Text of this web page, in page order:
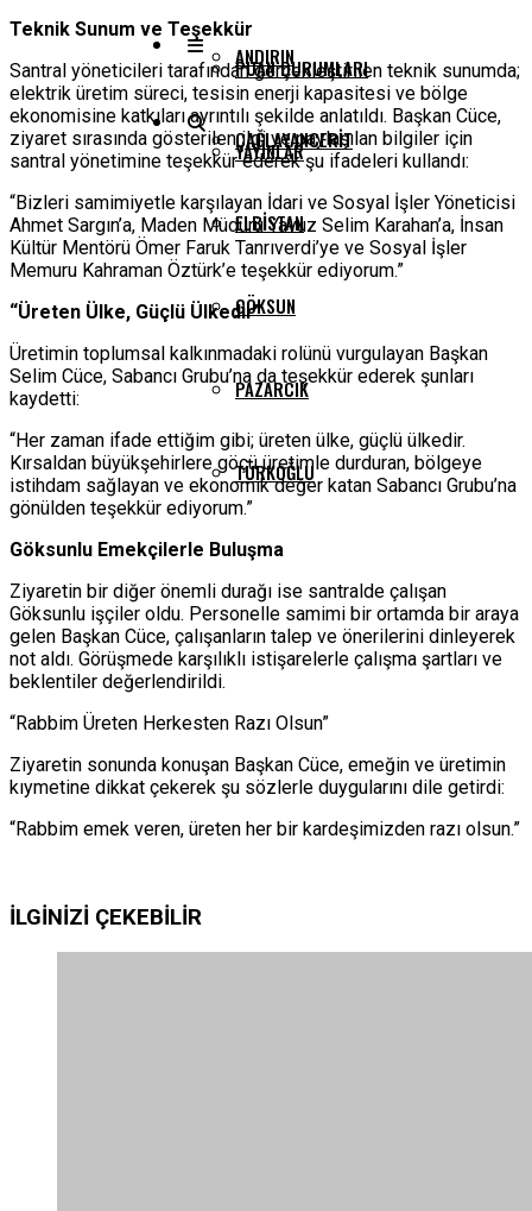
PUAN DURUMLARI
YAYINLAR
ANDIRIN
ÇAĞLAYANCERIT
ELBISTAN
GÖKSUN
PAZARCIK
TÜRKOĞLU
Teknik Sunum ve Teşekkür
Santral yöneticileri tarafından gerçekleştirilen teknik sunumda;
elektrik üretim süreci, tesisin enerji kapasitesi ve bölge
ekonomisine katkıları ayrıntılı şekilde anlatıldı. Başkan Cüce,
ziyaret sırasında gösterilen ilgi ve paylaşılan bilgiler için
santral yönetimine teşekkür ederek şu ifadeleri kullandı:
“Bizleri samimiyetle karşılayan İdari ve Sosyal İşler Yöneticisi
Ahmet Sargın’a, Maden Müdürü Yavuz Selim Karahan’a, İnsan
Kültür Mentörü Ömer Faruk Tanrıverdi’ye ve Sosyal İşler
Memuru Kahraman Öztürk’e teşekkür ediyorum.”
“Üreten Ülke, Güçlü Ülkedir”
Üretimin toplumsal kalkınmadaki rolünü vurgulayan Başkan
Selim Cüce, Sabancı Grubu’na da teşekkür ederek şunları
kaydetti:
“Her zaman ifade ettiğim gibi; üreten ülke, güçlü ülkedir.
Kırsaldan büyükşehirlere göçü üretimle durduran, bölgeye
istihdam sağlayan ve ekonomik değer katan Sabancı Grubu’na
gönülden teşekkür ediyorum.”
Göksunlu Emekçilerle Buluşma
Ziyaretin bir diğer önemli durağı ise santralde çalışan
Göksunlu işçiler oldu. Personelle samimi bir ortamda bir araya
gelen Başkan Cüce, çalışanların talep ve önerilerini dinleyerek
not aldı. Görüşmede karşılıklı istişarelerle çalışma şartları ve
beklentiler değerlendirildi.
“Rabbim Üreten Herkesten Razı Olsun”
Ziyaretin sonunda konuşan Başkan Cüce, emeğin ve üretimin
kıymetine dikkat çekerek şu sözlerle duygularını dile getirdi:
“Rabbim emek veren, üreten her bir kardeşimizden razı olsun.”
İLGİNİZİ ÇEKEBİLİR